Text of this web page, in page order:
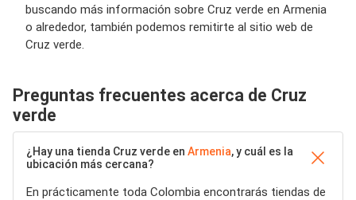
buscando más información sobre Cruz verde en Armenia
o alrededor, también podemos remitirte al sitio web de
Cruz verde.
Preguntas frecuentes acerca de Cruz
verde
¿Hay una tienda Cruz verde en Armenia, y cuál es la
ubicación más cercana?
En prácticamente toda Colombia encontrarás tiendas de